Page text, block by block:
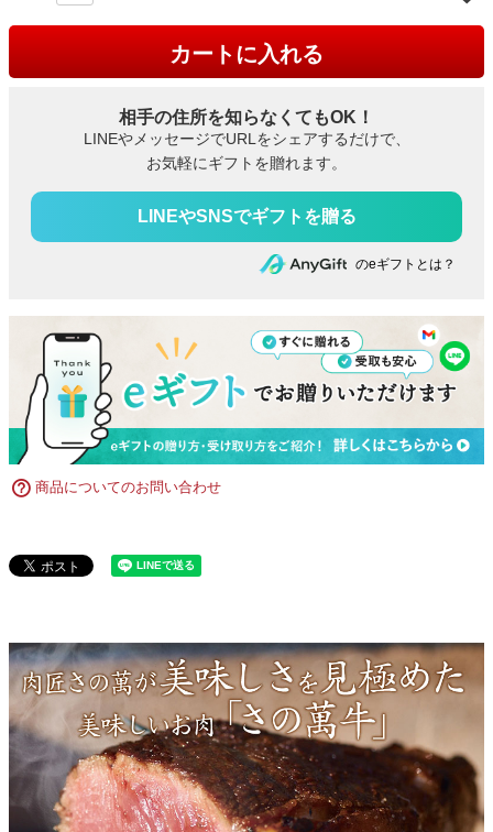
カートに入れる
相手の住所を知らなくてもOK！
LINEやメッセージでURLをシェアするだけで、
お気軽にギフトを贈れます。
のeギフトとは？
商品についてのお問い合わせ